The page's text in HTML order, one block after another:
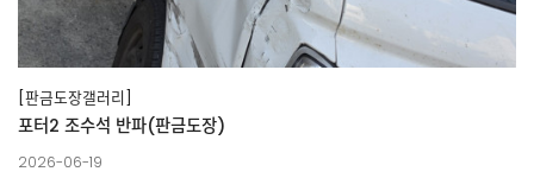
[판금도장갤러리]
포터2 조수석 반파(판금도장)
2026-06-19